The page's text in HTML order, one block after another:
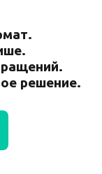
решение.